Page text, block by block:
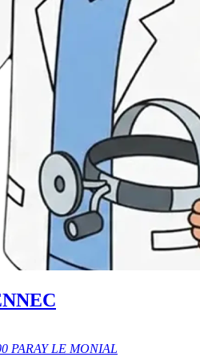
PARAY LE MONIAL